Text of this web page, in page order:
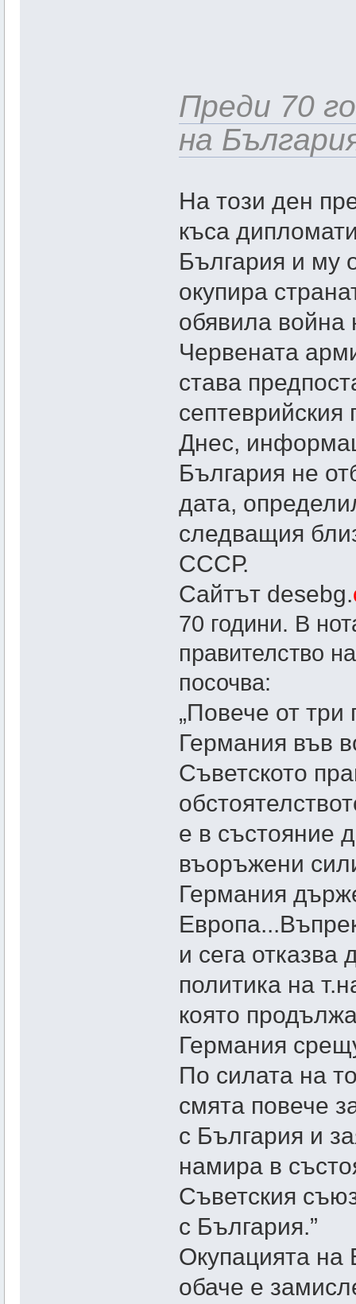
Преди 70
на
На този ден
къса
България и му
окупира
обявила война
Червената
става
Днес,
България не
дата,
следващия
СССР.
Сайтът desebg.
70 години. В
правителство
посочва:
„Повече от
Германия във
Съветското
е в състояние
въоръжени
Германия
и сега отказва
политика на
която
Германия
По силата на
смята повече
с България и
намира в
Съветския
с България.”
Окупацията на
обаче е